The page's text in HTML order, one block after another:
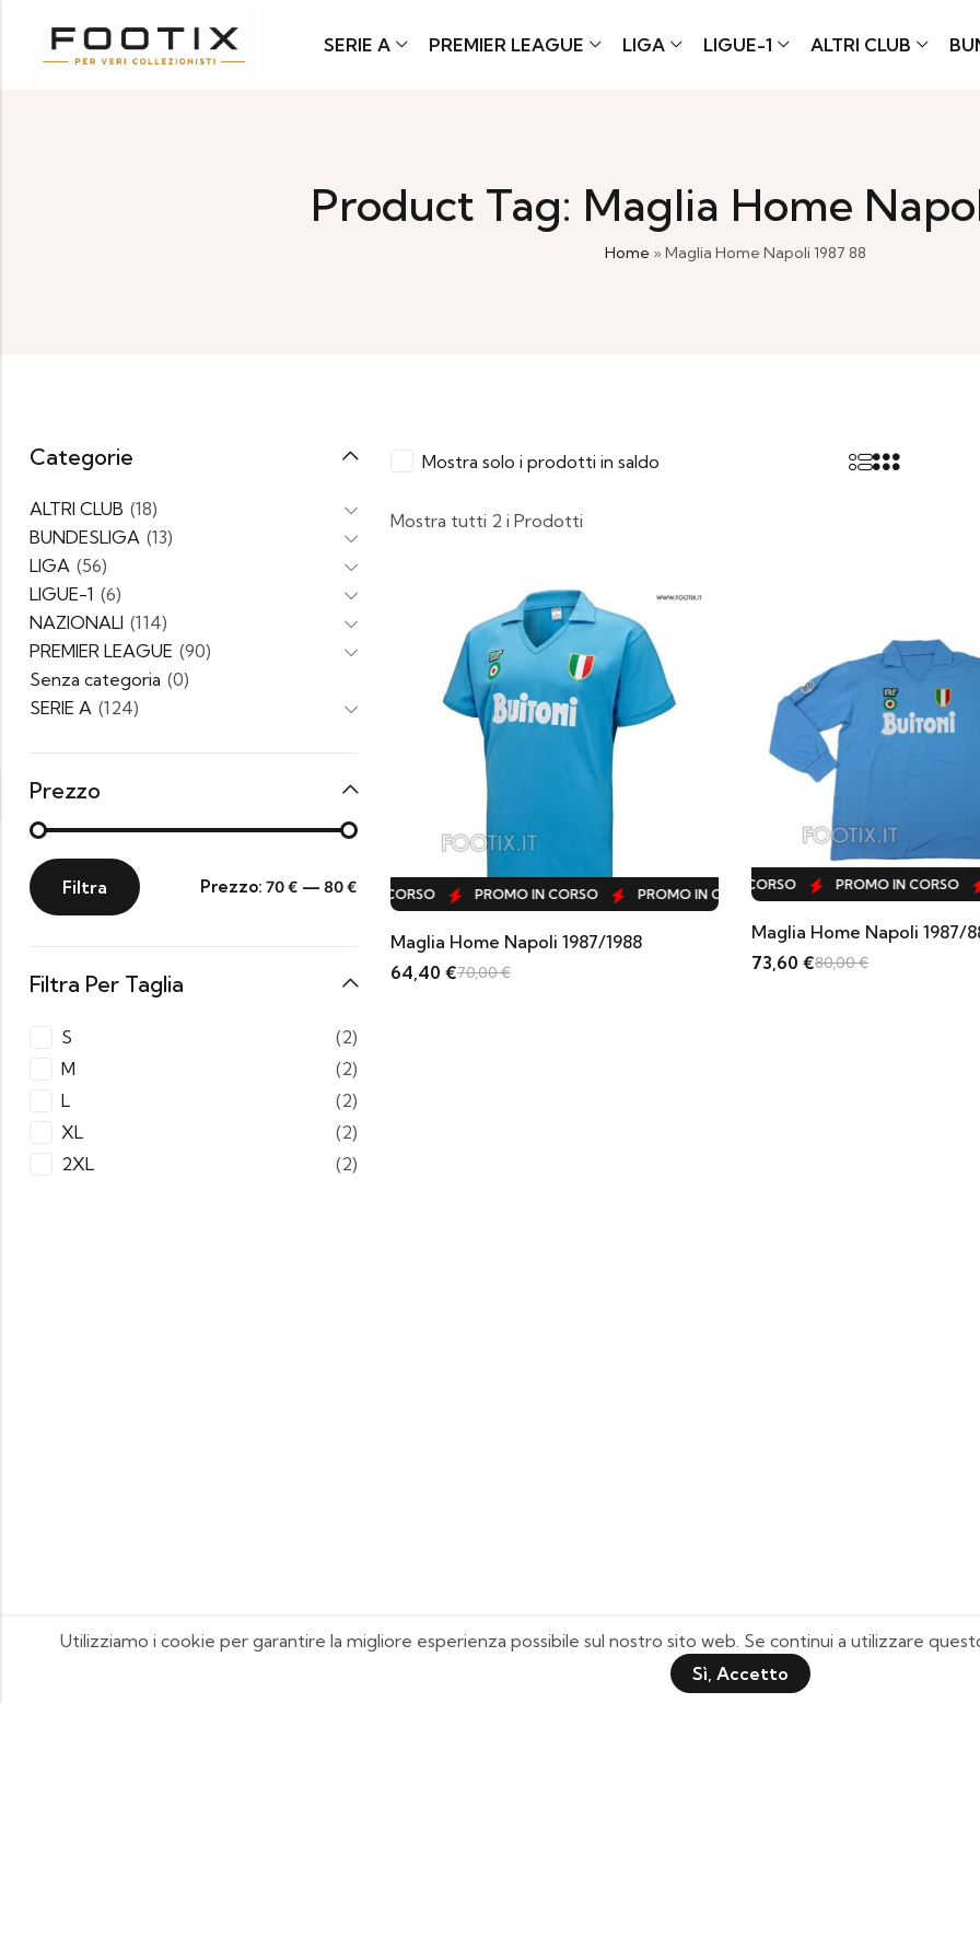
SERIE A PREMIER LEAGUE LIGA LIGUE-1 ALTRI CLUB
Product Tag: Maglia Home
Home » Maglia Home Napoli 1987 88
Mostra solo i prodotti in saldo
Mostra tutti 2 i Prodotti
PROMO IN CORSO PROMO IN CORSO PROMO IN CORSO PROMO IN CORSO PROMO IN CORSO
Maglia Home Napoli 1987/1988
64,40 €70,00€
PROMO IN CORSO PROMO IN CORSO
73,60 €80,00€
Categorie
ALTRI CLUB (18)
BUNDESLIGA (13)
LIGA (56)
LIGUE-1 (6)
NAZIONALI (114)
PREMIER LEAGUE (90)
Senza categoria (0)
SERIE A (124)
Prezzo
Filtra Prezzo: 70 € — 80 €
Filtra Per Taglia
S
(2)
M
(2)
L
(2)
XL
(2)
2XL
(2)
Utilizziamo i cookie per garantire la migliore esperienza possibile sul nostro sito web. Se continui a utilizzare
Sì, Accetto